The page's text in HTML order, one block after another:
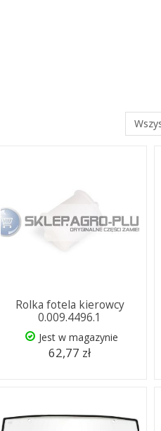
Rolka fotela kierowcy
0.009.4496.1
Jest w magazynie
62,77 zł